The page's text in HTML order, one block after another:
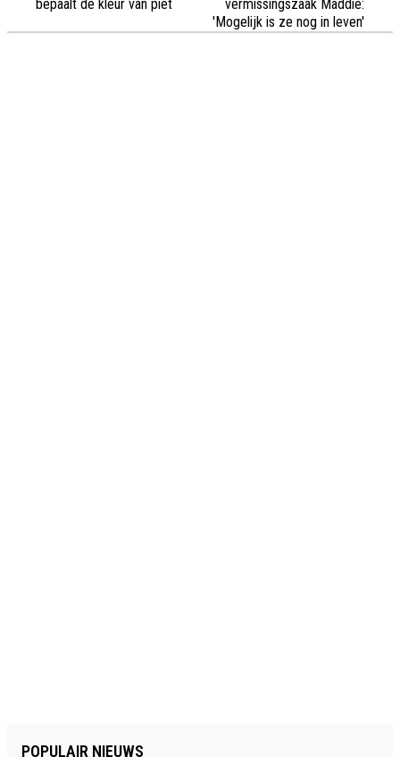
bepaalt de kleur van piet
vermissingszaak Maddie:
'Mogelijk is ze nog in leven'
POPULAIR NIEUWS